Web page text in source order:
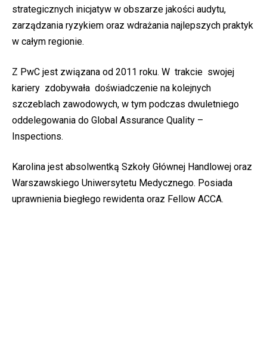
strategicznych inicjatyw w obszarze jakości audytu,
zarządzania ryzykiem oraz wdrażania najlepszych praktyk
w całym regionie.
Z PwC jest związana od 2011 roku. W trakcie swojej
kariery zdobywała doświadczenie na kolejnych
szczeblach zawodowych, w tym podczas dwuletniego
oddelegowania do Global Assurance Quality –
Inspections.
Karolina jest absolwentką Szkoły Głównej Handlowej oraz
Warszawskiego Uniwersytetu Medycznego. Posiada
uprawnienia biegłego rewidenta oraz Fellow ACCA.